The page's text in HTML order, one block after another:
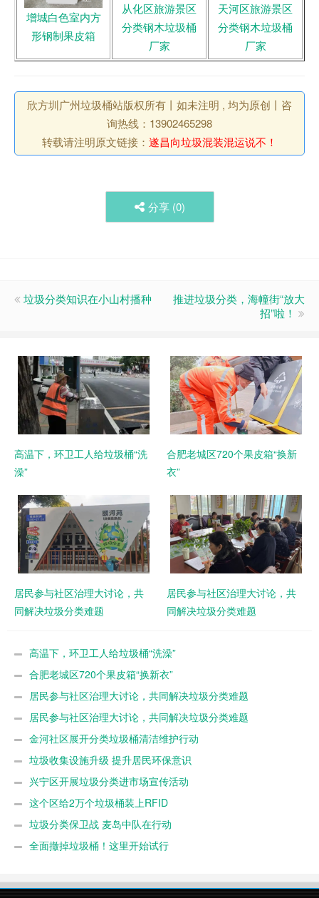
增城白色室内方
形钢制果皮箱
从化区旅游景区
分类钢木垃圾桶
厂家
天河区旅游景区
分类钢木垃圾桶
厂家
欣方圳广州垃圾桶站版权所有丨如未注明 , 均为原创丨咨
询热线：13902465298
转载请注明原文链接： 遂昌向垃圾混装混运说不！
分享 (0)
垃圾分类知识在小山村播种
推进垃圾分类，海幢街“放大
招”啦！
高温下，环卫工人给垃圾桶“洗
澡”
合肥老城区720个果皮箱“换新
衣”
居民参与社区治理大讨论，共
同解决垃圾分类难题
居民参与社区治理大讨论，共
同解决垃圾分类难题
高温下，环卫工人给垃圾桶“洗澡”
合肥老城区720个果皮箱“换新衣”
居民参与社区治理大讨论，共同解决垃圾分类难题
居民参与社区治理大讨论，共同解决垃圾分类难题
金河社区展开分类垃圾桶清洁维护行动
垃圾收集设施升级 提升居民环保意识
兴宁区开展垃圾分类进市场宣传活动
这个区给2万个垃圾桶装上RFID
垃圾分类保卫战 麦岛中队在行动
全面撤掉垃圾桶！这里开始试行